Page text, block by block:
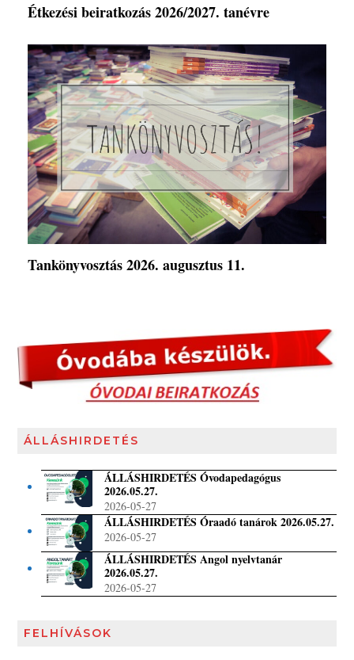
Étkezési beiratkozás 2026/2027. tanévre
Tankönyvosztás 2026. augusztus 11.
ÁLLÁSHIRDETÉS
ÁLLÁSHIRDETÉS Óvodapedagógus
2026.05.27.
2026-05-27
ÁLLÁSHIRDETÉS Óraadó tanárok 2026.05.27.
2026-05-27
ÁLLÁSHIRDETÉS Angol nyelvtanár
2026.05.27.
2026-05-27
FELHÍVÁSOK